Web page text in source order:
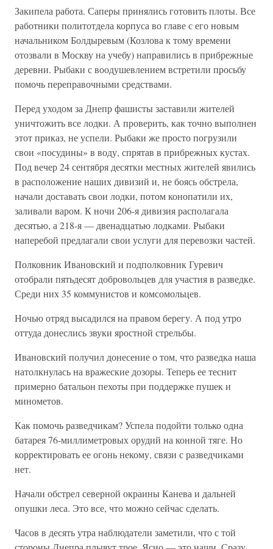
Закипела работа. Саперы принялись готовить плоты. Все
работники политотдела корпуса во главе с его новым
начальником Болдыревым (Козлова к тому времени
отозвали в Москву на учебу) направились в прибрежные
деревни. Рыбаки с воодушевлением встретили просьбу
помочь переправочными средствами.
Перед уходом за Днепр фашисты заставили жителей
уничтожить все лодки. А проверить, как точно выполнен
этот приказ, не успели. Рыбаки же просто погрузили
свои «посудины» в воду, спрятав в прибрежных кустах.
Под вечер 24 сентября десятки местных жителей явились
в расположение наших дивизий и, не боясь обстрела,
начали доставать свои лодки, потом конопатили их,
заливали варом. К ночи 206-я дивизия располагала
десятью, а 218-я — двенадцатью лодками. Рыбаки
наперебой предлагали свои услуги для перевозки частей.
Полковник Ивановский и подполковник Гуревич
отобрали пятьдесят добровольцев для участия в разведке.
Среди них 35 коммунистов и комсомольцев.
Ночью отряд высадился на правом берегу. А под утро
оттуда донеслись звуки яростной стрельбы.
Ивановский получил донесение о том, что разведка наша
натолкнулась на вражеские дозоры. Теперь ее теснит
примерно батальон пехоты при поддержке пушек и
минометов.
Как помочь разведчикам? Успела подойти только одна
батарея 76-миллиметровых орудий на конной тяге. Но
корректировать ее огонь некому, связи с разведчиками
нет.
Начали обстрел северной окраины Канева и дальней
опушки леса. Это все, что можно сейчас сделать.
Часов в десять утра наблюдатели заметили, что с той